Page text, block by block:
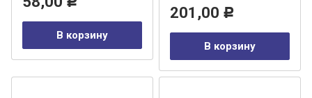
В корзину
201,00 Р
В корзину